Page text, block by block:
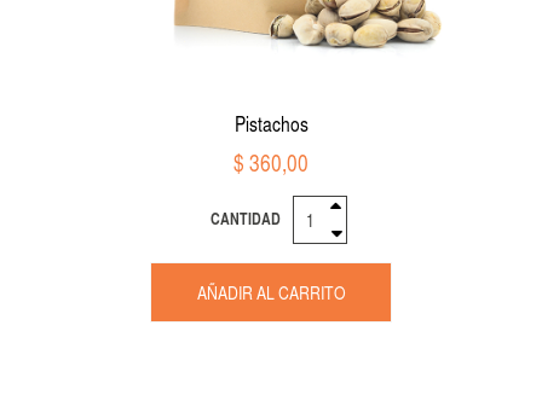
Pistachos
$ 360,00
CANTIDAD
AÑADIR AL CARRITO